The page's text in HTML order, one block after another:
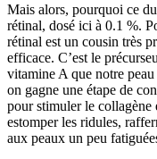
Mais alors, pourquoi ce
rétinal, dosé ici à 0.1 %.
rétinal est un cousin très
efficace. C’est le
vitamine A que notre
on gagne une étape de
pour stimuler le collagène
estomper les ridules,
aux peaux un peu